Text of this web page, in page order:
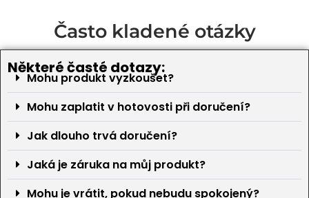
Často kladené otázky
Některé časté dotazy:
Mohu produkt vyzkoušet?
Mohu zaplatit v hotovosti při doručení?
Jak dlouho trvá doručení?
Jaká je záruka na můj produkt?
Mohu je vrátit, pokud nebudu spokojený?